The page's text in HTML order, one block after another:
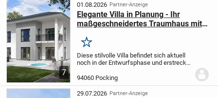
Etagen...
7
01.08.2026 Partner-Anzeige
Elegante Villa in Planung - Ihr
maßgeschneidertes Traumhaus mit
Merken
Diese stilvolle Villa befindet sich aktuell
noch in der Entwurfsphase und erstreckt
großzügigen Wohnfläche von 158,39 m².
Das Gebäude umfasst zwei
repräsentative...
94060 Pocking
29.07.2026 Partner-Anzeige